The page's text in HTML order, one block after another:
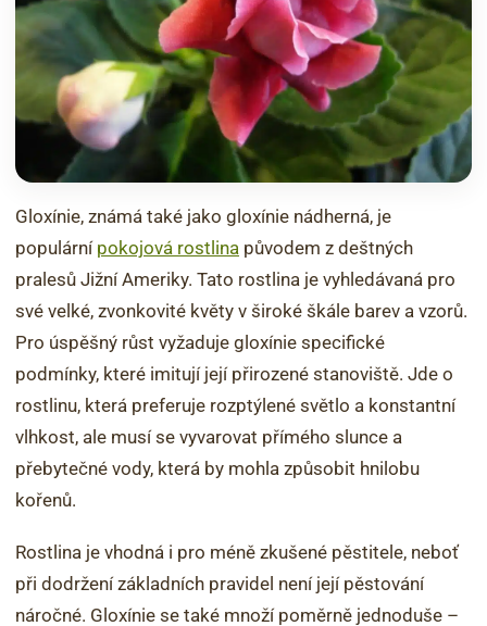
Gloxínie, známá také jako gloxínie nádherná, je
populární pokojová rostlina původem z deštných
pralesů Jižní Ameriky. Tato rostlina je vyhledávaná pro
své velké, zvonkovité květy v široké škále barev a vzorů.
Pro úspěšný růst vyžaduje gloxínie specifické
podmínky, které imitují její přirozené stanoviště. Jde o
rostlinu, která preferuje rozptýlené světlo a konstantní
vlhkost, ale musí se vyvarovat přímého slunce a
přebytečné vody, která by mohla způsobit hnilobu
kořenů.
Rostlina je vhodná i pro méně zkušené pěstitele, neboť
při dodržení základních pravidel není její pěstování
náročné. Gloxínie se také množí poměrně jednoduše –